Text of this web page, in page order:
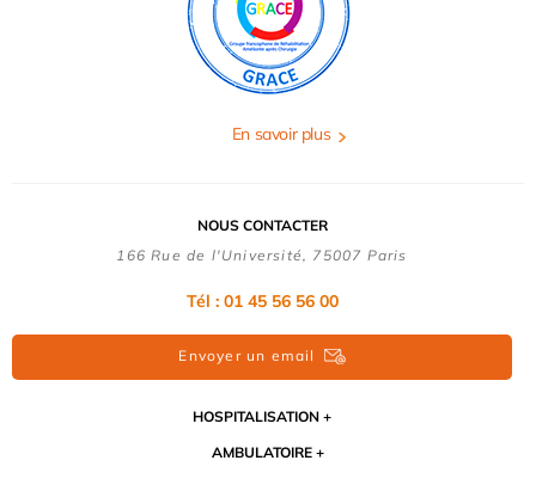
En savoir plus
NOUS CONTACTER
166 Rue de l'Université, 75007 Paris
Tél : 01 45 56 56 00
Envoyer un email
HOSPITALISATION
AMBULATOIRE